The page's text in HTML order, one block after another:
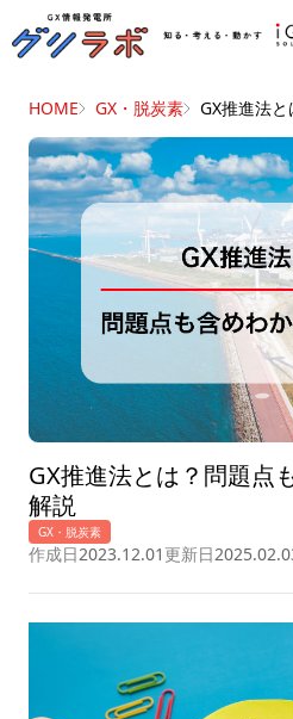
HOME GX・脱炭素 GX推進法
GX・脱炭素
作成日2023.12.01更新日
GX推進法とは？問題点
解説